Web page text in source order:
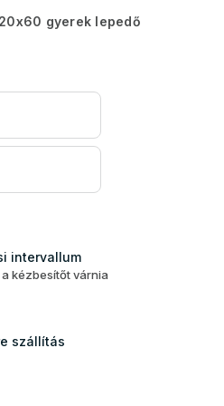
gyerek lepedő
intervallum
kézbesítőt várnia
szállítás